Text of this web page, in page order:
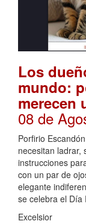
Los
mundo:
merecen
08 de
Porfirio
necesitan ladrar,
instrucciones
con un par de
elegante
se celebra el Día
Excelsior